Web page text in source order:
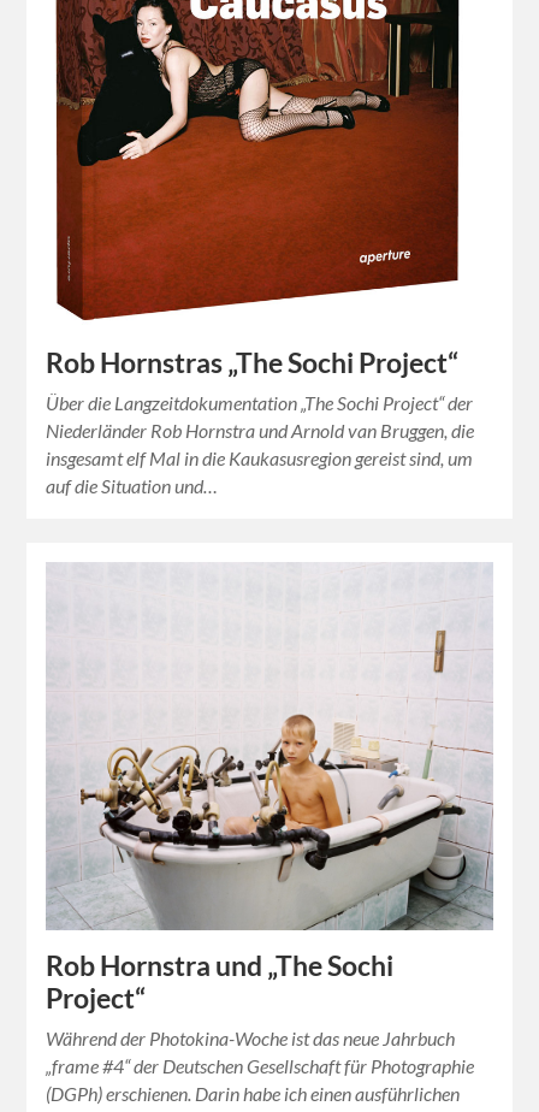
Rob Hornstras „The Sochi Project“
Über die Langzeitdokumentation „The Sochi Project“ der
Niederländer Rob Hornstra und Arnold van Bruggen, die
insgesamt elf Mal in die Kaukasusregion gereist sind, um
auf die Situation und…
Rob Hornstra und „The Sochi
Project“
Während der Photokina-Woche ist das neue Jahrbuch
„frame #4“ der Deutschen Gesellschaft für Photographie
(DGPh) erschienen. Darin habe ich einen ausführlichen